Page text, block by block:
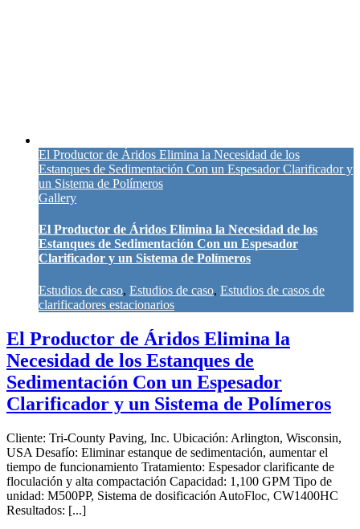
El Productor de Áridos Elimina la Necesidad de los
Estanques de Sedimentación Con un Espesador Clarificador y
un Sistema de Polímeros
Gallery
El Productor de Áridos Elimina la Necesidad de los
Estanques de Sedimentación Con un Espesador
Clarificador y un Sistema de Polímeros
Estudios de caso, Estudios de caso, Estudios de casos de
clarificadores estacionarios
El Productor de Áridos Elimina la
Necesidad de los Estanques de
Sedimentación Con un Espesador
Clarificador y un Sistema de Polímeros
Cliente: Tri-County Paving, Inc. Ubicación: Arlington, Wisconsin,
USA Desafío: Eliminar estanque de sedimentación, aumentar el
tiempo de funcionamiento Tratamiento: Espesador clarificante de
floculación y alta compactación Capacidad: 1,100 GPM Tipo de
unidad: M500PP, Sistema de dosificación AutoFloc, CW1400HC
Resultados: [...]